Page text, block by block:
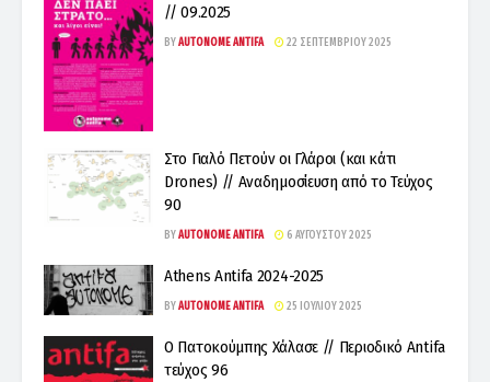
// 09.2025
BYAUTONOME ANTIFA 22 ΣΕΠΤΕΜΒΡΊΟΥ 2025
Στο Γιαλό Πετούν οι Γλάροι (και κάτι
Drones) // Αναδημοσίευση από το Τεύχος
90
BYAUTONOME ANTIFA 6 ΑΥΓΟΎΣΤΟΥ 2025
Athens Antifa 2024-2025
BYAUTONOME ANTIFA 25 ΙΟΥΛΊΟΥ 2025
Ο Πατοκούμπης Χάλασε // Περιοδικό Antifa
τεύχος 96